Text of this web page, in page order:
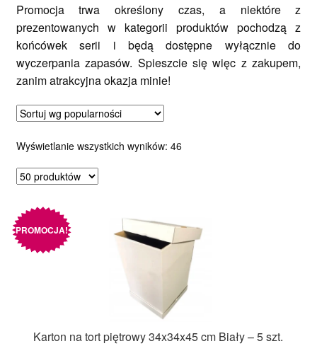
Promocja trwa określony czas, a niektóre z
prezentowanych w kategorii produktów pochodzą z
końcówek serii i będą dostępne wyłącznie do
wyczerpania zapasów. Spieszcie się więc z zakupem,
zanim atrakcyjna okazja minie!
Wyświetlanie wszystkich wyników: 46Posortowane
Karton na tort piętrowy 34x34x45 cm Biały – 5 szt.
PROMOCJA!